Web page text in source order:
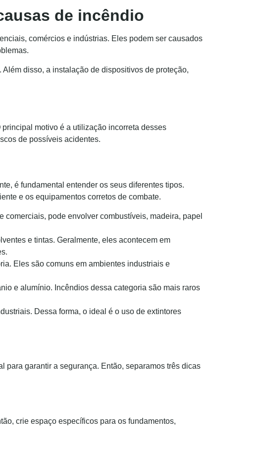
de incêndio
comércios e indústrias. Eles podem ser causados
disso, a instalação de dispositivos de proteção,
motivo é a utilização incorreta desses
de possíveis acidentes.
é fundamental entender os seus diferentes tipos.
e os equipamentos corretos de combate.
pode envolver combustíveis, madeira, papel
e tintas. Geralmente, eles acontecem em
Eles são comuns em ambientes industriais e
e alumínio. Incêndios dessa categoria são mais raros
Dessa forma, o ideal é o uso de extintores
garantir a segurança. Então, separamos três dicas
crie espaço específicos para os fundamentos,